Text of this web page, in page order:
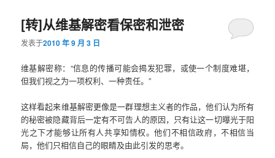
[转]从维基解密看保密和泄密
发表于2010 年 9 月 3 日
维基解密称：“信息的传播可能会揭发犯罪，或使一个制度难堪，
但我们视之为一项权利、一种责任。”
这样看起来维基解密更像是一群理想主义者的作品，他们认为所有
的秘密被隐藏背后一定有不可告人的原因，只有让这一切曝光于阳
光之下才能够让所有人共享知情权。他们不相信政府，不相信当
局，他们只相信自己的眼睛及由此引发的思考。